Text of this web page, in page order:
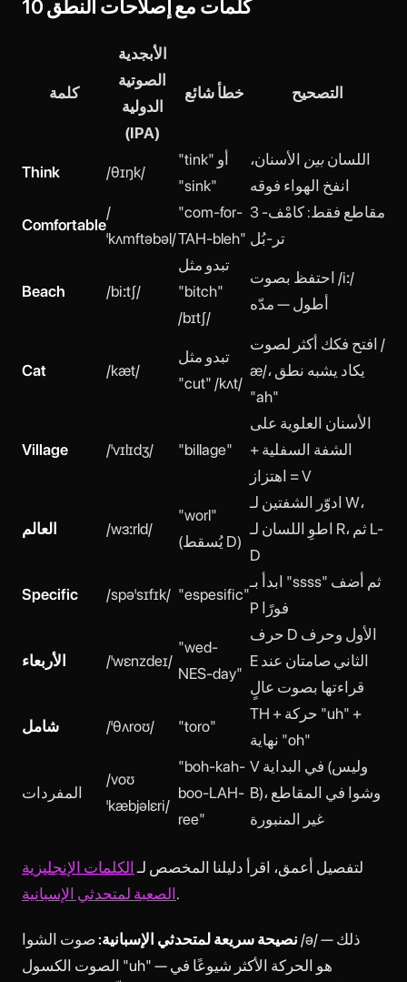
10 كلمات مع إصلاحات النطق
كلمة
الأبجدية
الصوتية
الدولية
(IPA)
خطأ شائع التصحيح
Think /θɪŋk/
"tink" أو
"sink"
اللسان بين الأسنان،
انفخ الهواء فوقه
Comfortable
/
ˈkʌmftəbəl/
"com-for-
TAH-bleh"
3 مقاطع فقط: كامْف-
تر-بُل
Beach /biːtʃ/
تبدو مثل
"bitch"
/bɪtʃ/
احتفظ بصوت /iː/
أطول — مدّه
Cat /kæt/
تبدو مثل
"cut" /kʌt/
افتح فكك أكثر لصوت /
æ/، يكاد يشبه نطق
"ah"
Village /ˈvɪlɪdʒ/ "billage"
الأسنان العلوية على
الشفة السفلية +
اهتزاز = V
العالم /wɜːrld/
"worl"
(يُسقط D)
ادوّر الشفتين لـ W،
اطوِ اللسان لـ R، ثم L-
D
Specific /spəˈsɪfɪk/ "espesific"
ابدأ بـ "ssss" ثم أضف
P فورًا
الأربعاء /ˈwɛnzdeɪ/
"wed-
NES-day"
حرف D الأول وحرف
E الثاني صامتان عند
قراءتها بصوت عالٍ
شامل /ˈθʌroʊ/ "toro"
TH + حركة "uh" +
نهاية "oh"
المفردات
/voʊ
ˈkæbjəlɛri/
"boh-kah-
boo-LAH-
ree"
V في البداية (وليس
B)، وشوا في المقاطع
غير المنبورة
لتفصيل أعمق، اقرأ دليلنا المخصص لـ الكلمات الإنجليزية
الصعبة لمتحدثي الإسبانية.
نصيحة سريعة لمتحدثي الإسبانية:صوت الشوا /ə/ — ذلك
الصوت الكسول "uh" — هو الحركة الأكثر شيوعًا في